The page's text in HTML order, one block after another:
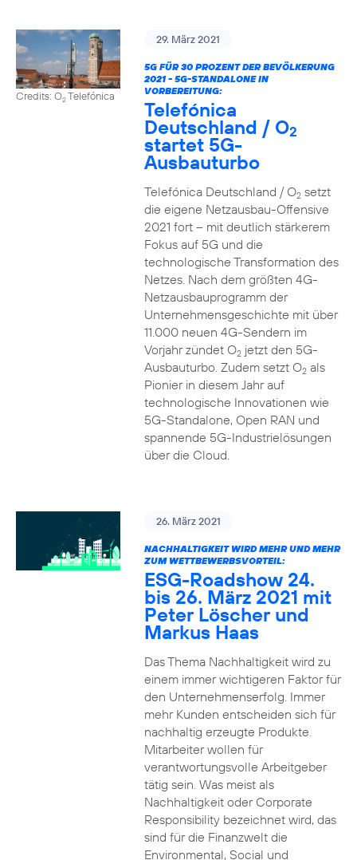
Credits: O2Telefónica
29. März 2021
5G FÜR 30 PROZENT DER BEVÖLKERUNG
2021 - 5G-STANDALONE IN
VORBEREITUNG:
Telefónica
Deutschland / O2
startet 5G-
Ausbauturbo
Telefónica Deutschland / O2setzt
die eigene Netzausbau-Offensive
2021 fort – mit deutlich stärkerem
Fokus auf 5G und die
technologische Transformation des
Netzes. Nach dem größten 4G-
Netzausbauprogramm der
Unternehmensgeschichte mit über
11.000 neuen 4G-Sendern im
Vorjahr zündet O2jetzt den 5G-
Ausbauturbo. Zudem setzt O2als
Pionier in diesem Jahr auf
technologische Innovationen wie
5G-Standalone, Open RAN und
spannende 5G-Industrielösungen
über die Cloud.
26. März 2021
NACHHALTIGKEIT WIRD MEHR UND MEHR
ZUM WETTBEWERBSVORTEIL:
ESG-Roadshow 24.
bis 26. März 2021 mit
Peter Löscher und
Markus Haas
Das Thema Nachhaltigkeit wird zu
einem immer wichtigeren Faktor für
den Unternehmenserfolg. Immer
mehr Kunden entscheiden sich für
nachhaltig erzeugte Produkte.
Mitarbeiter wollen für
verantwortungsvolle Arbeitgeber
tätig sein. Was meist als
Nachhaltigkeit oder Corporate
Responsibility bezeichnet wird, das
sind für die Finanzwelt die
Environmental, Social und